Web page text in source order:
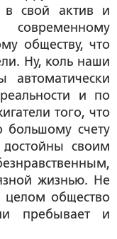
в свой актив и
обществу, что
Ну, коль наши
и по
того, что
счету
своим
жизнью. Не
целом общество
пребывает и